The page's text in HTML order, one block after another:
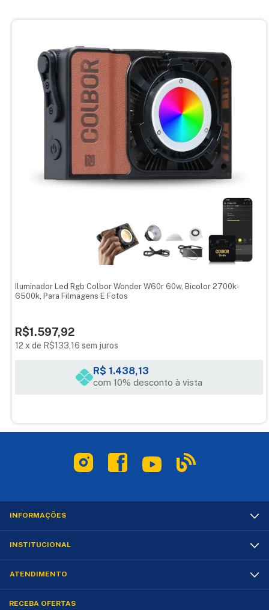
ESPECIFICAÇÕES TÉCNICAS:
Sistema sem fio com 32 canais em 16 grupos.
Encaixe padrão bowens e tipo sombrinha.
Suporte articulado 5/8" para fixar em tripé de iluminação
Potência de 60W 5600K 4500 lumens
ITENS INCLUSOS:
01 Protetor da lâmpada;
Garantia: 6 meses
Iluminador Led Rgb Colbor Wonder W60r 60w, Bicolor 2700k-
6500k, Para Filmagens E Fotos
R$1.597,92
12 x de R$133,16 sem juros
R$ 1.438,13
com 10% desconto à vista
INFORMAÇÕES
INSTITUCIONAL
ATENDIMENTO
RECEBA OFERTAS